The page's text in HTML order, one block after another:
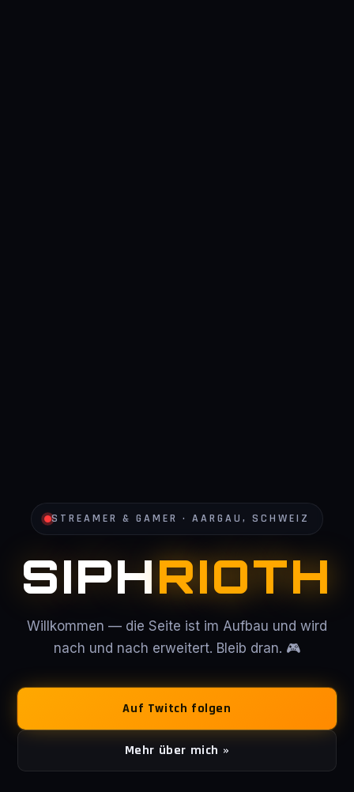
STREAMER & GAMER · AARGAU, SCHWEIZ
SIPHRIOTH
Willkommen — die Seite ist im Aufbau und wird
nach und nach erweitert. Bleib dran. 🎮
Auf Twitch folgen
Mehr über mich »